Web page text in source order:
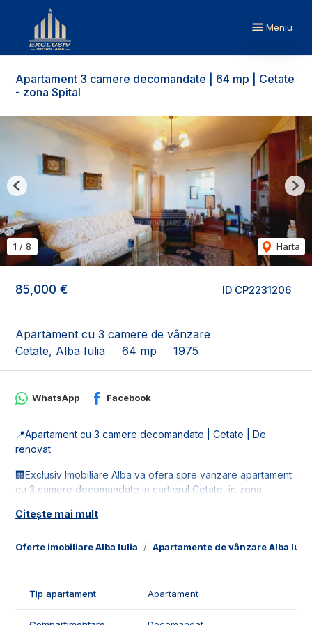
Meniu
Apartament 3 camere decomandate | 64 mp | Cetate
- zona Spital
ID CP2231206
85,000 €
Apartament cu 3 camere de vânzare
Cetate, Alba Iulia
64 mp 1975
1 / 8 Harta
Previous
Oferte imobiliare Alba Iulia Apartamente de vânzare Alba Iulia
WhatsApp Facebook
📍Apartament cu 3 camere decomandate | Cetate | De
renovat
🏢Exclusiv Imobiliare Alba va ofera spre vanzare apartament
cu 3 camere decomandate in cartierul Cetate, in zona
- 1 living;
- 1 hol;
- 1 bai;
Citește mai mult
Tip apartament Apartament